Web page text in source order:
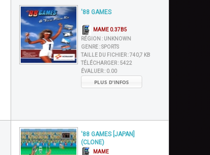
'88 GAMES
MAME 0.37B5
RÉGION : UNKNOWN
GENRE :SPORTS
TAILLE DU FICHIER :740,7 KB
TÉLÉCHARGER :5422
ÉVALUER : 0.00
PLUS D'INFOS
'88 GAMES [JAPAN]
(CLONE)
MAME